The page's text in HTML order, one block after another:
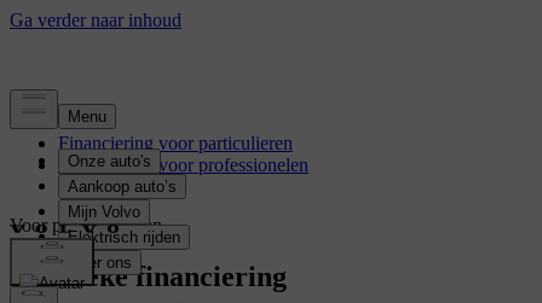
Financiering voor particulieren
Financiering voor professionelen
Voor professionelen
Klassieke financiering